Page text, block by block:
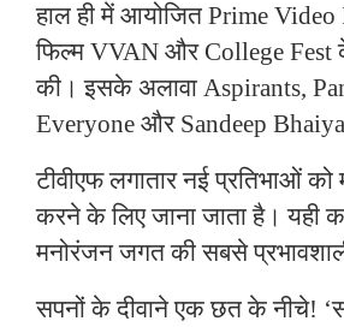
हाल ही में आयोजित Prime
फिल्म VVAN और College Fest
की। इसके अलावा Aspirants,
Everyone और Sandeep
टीवीएफ लगातार नई प्रतिभाओं
करने के लिए जाना जाता है। यही
मनोरंजन जगत की सबसे
सपनों के दीवाने एक छत के नीचे!